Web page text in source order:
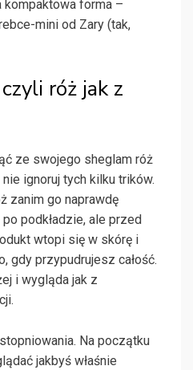
forma –
mini od Zary (tak,
róż jak z
ze swojego sheglam róż
ignoruj tych kilku trików.
zanim go naprawdę
podkładzie, ale przed
wtopi się w skórę i
gdy przypudrujesz całość.
i wygląda jak z
Na początku
jakbyś właśnie